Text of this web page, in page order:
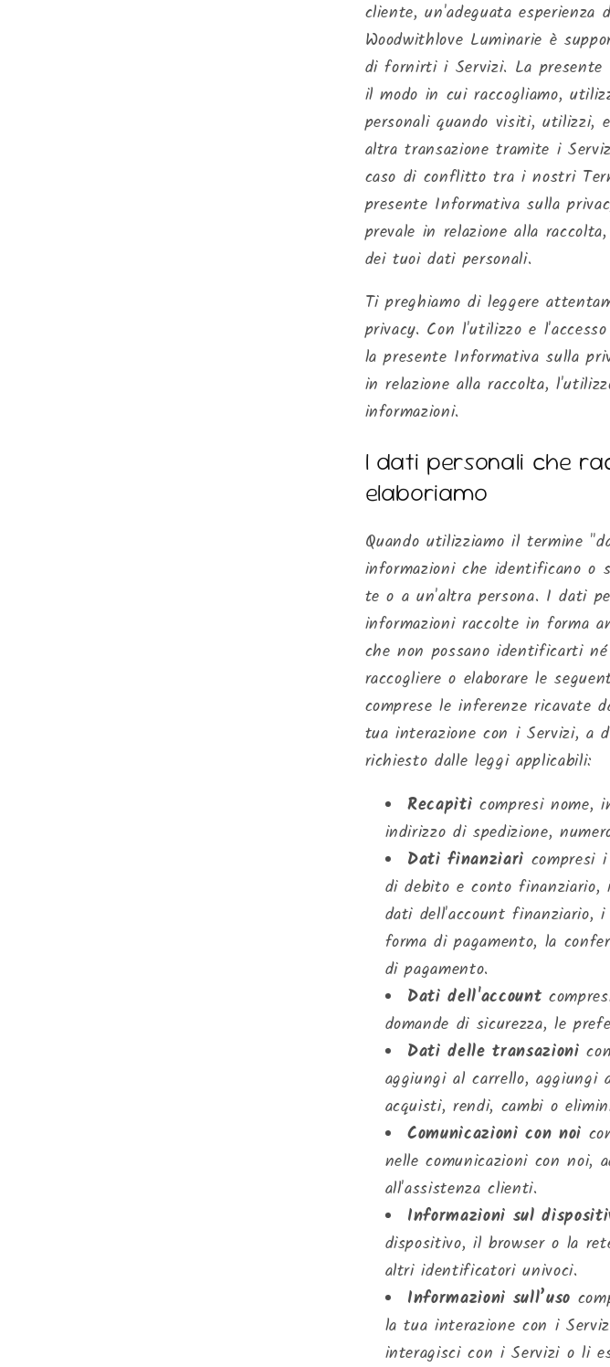
cliente, un'adeguata
Woodwithlove Luminarie è
di fornirti i Servizi. La presente
il modo in cui raccogliamo,
personali quando visiti, utilizzi,
altra transazione tramite i
caso di conflitto tra i nostri
presente Informativa sulla
prevale in relazione alla
dei tuoi dati personali.
Ti preghiamo di leggere
privacy. Con l'utilizzo e
la presente Informativa sulla
in relazione alla raccolta,
informazioni.
I dati personali che
elaboriamo
Quando utilizziamo il termine
informazioni che identificano o
te o a un'altra persona. I dati
informazioni raccolte in forma
che non possano identificarti
raccogliere o elaborare le
comprese le inferenze ricavate
tua interazione con i Servizi, a
richiesto dalle leggi applicabili:
Recapiti compresi nome,
indirizzo di spedizione,
Dati finanziari compresi
di debito e conto
dati dell'account finanziario,
forma di pagamento, la
di pagamento.
Dati dell'account
domande di sicurezza, le
Dati delle transazioni
aggiungi al carrello,
acquisti, rendi, cambi o
Comunicazioni con noi
nelle comunicazioni con noi,
all'assistenza clienti.
Informazioni sul
dispositivo, il browser o la
altri identificatori univoci.
Informazioni sull’uso
la tua interazione con i
interagisci con i Servizi o li